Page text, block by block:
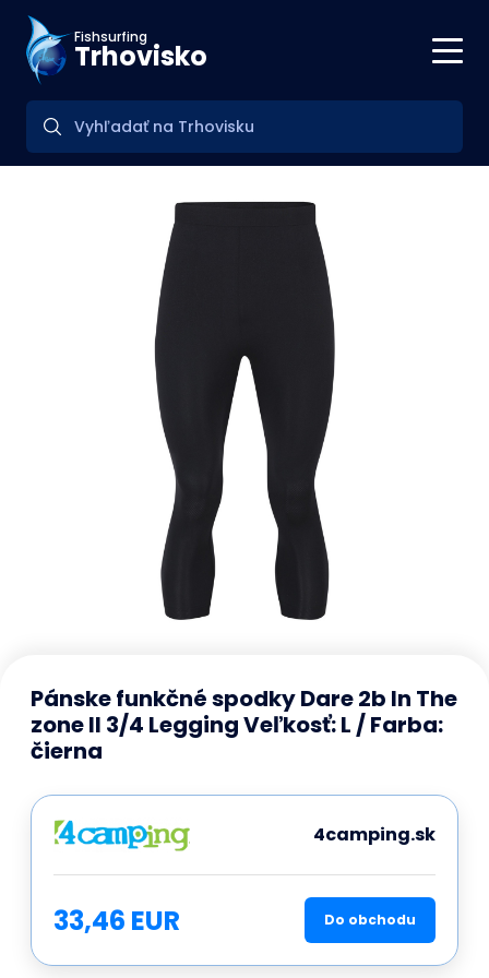
Fishsurfing
Trhovisko
Pánske funkčné spodky Dare 2b In The
zone II 3/4 Legging Veľkosť: L / Farba:
čierna
4camping.sk
33,46 EUR Do obchodu